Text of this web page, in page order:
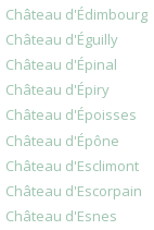
Château d'Édimbourg
Château d'Éguilly
Château d'Épinal
Château d'Épiry
Château d'Époisses
Château d'Épône
Château d'Esclimont
Château d'Escorpain
Château d'Esnes